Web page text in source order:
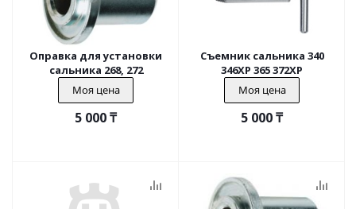
Оправка для установки
сальника 268, 272
Моя цена
5 000₸
Съемник сальника 340
346XP 365 372XP
Моя цена
5 000₸